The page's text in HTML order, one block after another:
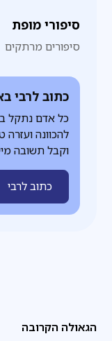
סיפורי מופת
סיפורים מרתקים
כתוב לרבי
כל אדם נתקל
להכוונה
וקבל תשובה
כתוב לרבי
הגאולה הקרובה